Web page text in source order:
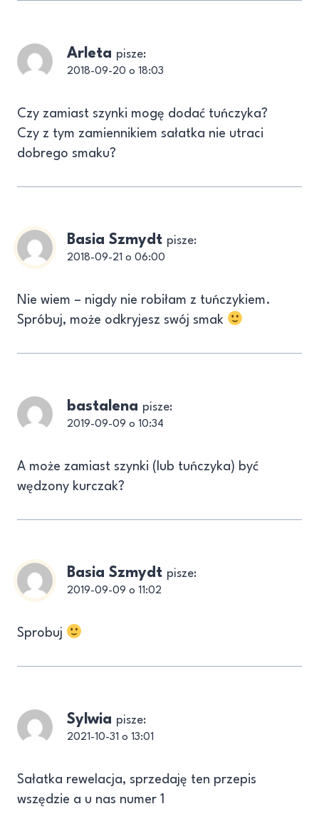
Arleta pisze:
2018-09-20 o 18:03
Czy zamiast szynki mogę dodać tuńczyka?
Czy z tym zamiennikiem sałatka nie utraci
dobrego smaku?
Basia Szmydt pisze:
2018-09-21 o 06:00
Nie wiem – nigdy nie robiłam z tuńczykiem.
Spróbuj, może odkryjesz swój smak
bastalena pisze:
2019-09-09 o 10:34
A może zamiast szynki (lub tuńczyka) być
wędzony kurczak?
Basia Szmydt pisze:
2019-09-09 o 11:02
Sprobuj
Sylwia pisze:
2021-10-31 o 13:01
Sałatka rewelacja, sprzedaję ten przepis
wszędzie a u nas numer 1